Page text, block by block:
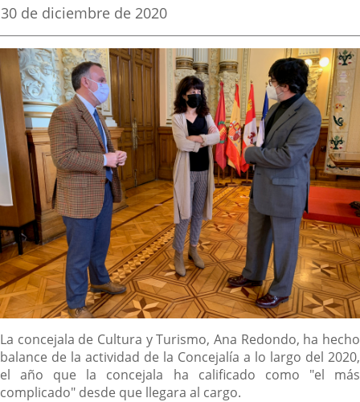
aplicación
externa.
aplicación
externa.
Fecha
la
noticia
30 de diciembre de 2020
Descripción
La concejala de Cultura y Turismo, Ana Redondo, ha hecho
balance de la actividad de la Concejalía a lo largo del 2020,
el año que la concejala ha calificado como "el más
complicado" desde que llegara al cargo.